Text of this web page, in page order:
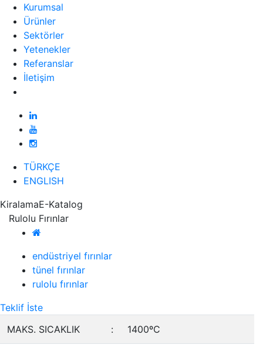
Kurumsal
Ürünler
Sektörler
Yetenekler
Referanslar
İletişim
TÜRKÇE
ENGLISH
KiralamaE-Katalog
Rulolu Fırınlar
endüstriyel fırınlar
tünel fırınlar
rulolu fırınlar
Teklif İste
MAKS. SICAKLIK
: 1400ºC